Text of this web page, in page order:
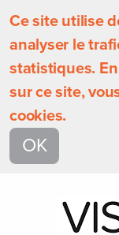
Ce site utilise
analyser le
statistiques.
sur ce site,
cookies.
OK